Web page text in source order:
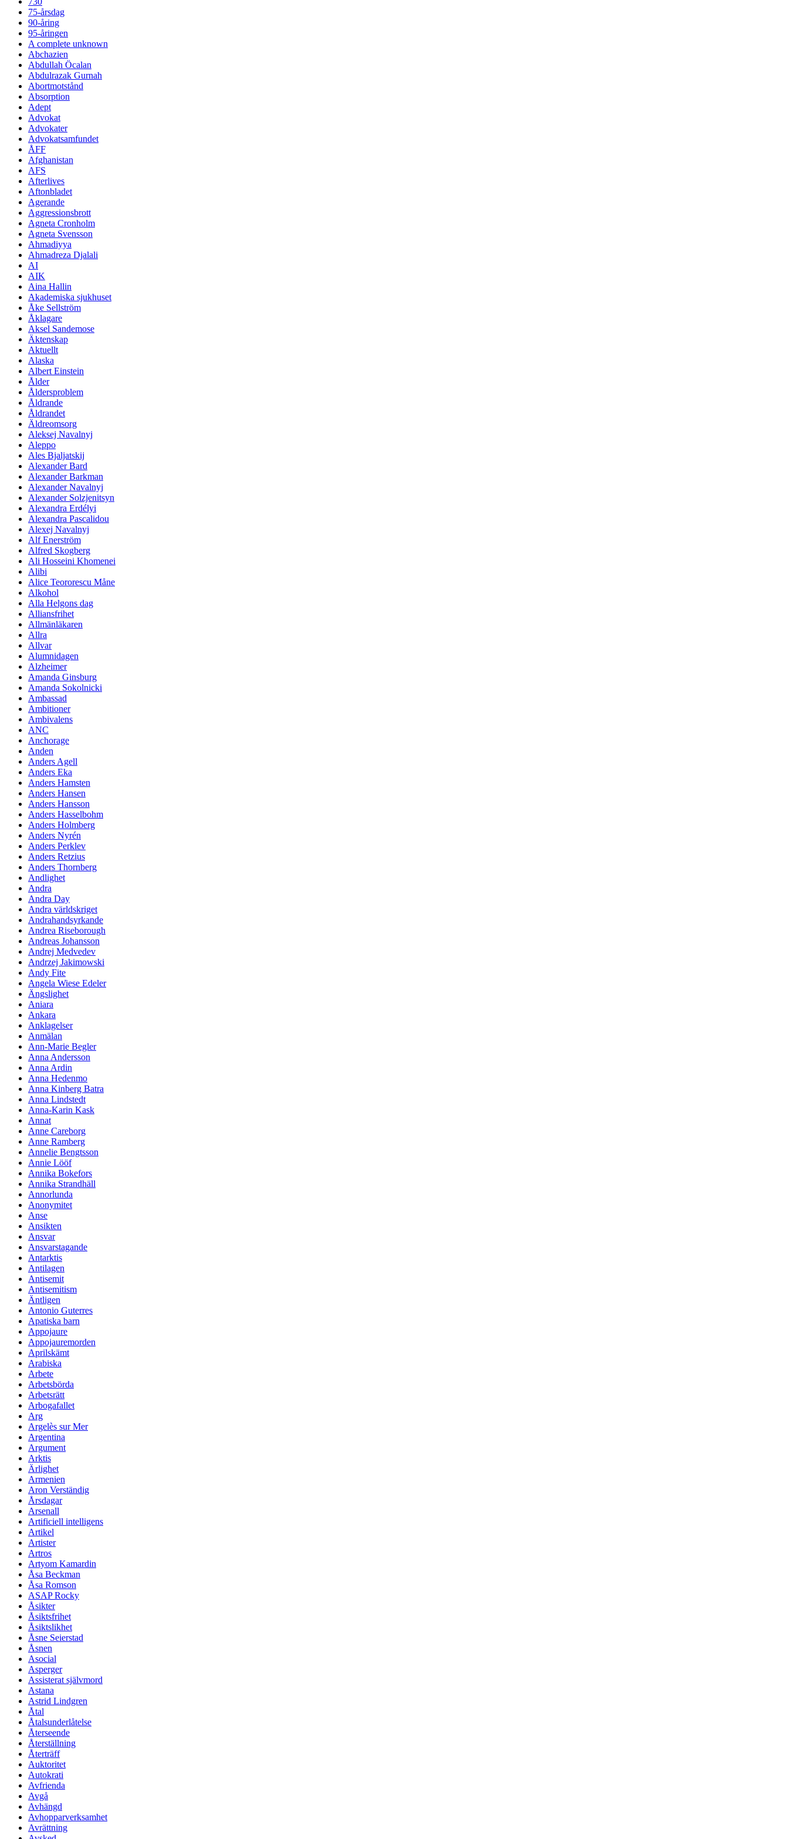
75-årsdag
90-åring
95-åringen
A complete unknown
Abchazien
Abdullah Öcalan
Abdulrazak Gurnah
Abortmotstånd
Absorption
Adept
Advokat
Advokater
Advokatsamfundet
ÅFF
Afghanistan
AFS
Afterlives
Aftonbladet
Agerande
Aggressionsbrott
Agneta Cronholm
Agneta Svensson
Ahmadiyya
Ahmadreza Djalali
AI
AIK
Aina Hallin
Akademiska sjukhuset
Åke Sellström
Åklagare
Aksel Sandemose
Äktenskap
Aktuellt
Alaska
Albert Einstein
Ålder
Åldersproblem
Åldrande
Åldrandet
Äldreomsorg
Aleksej Navalnyj
Aleppo
Ales Bjaljatskij
Alexander Bard
Alexander Barkman
Alexander Navalnyj
Alexander Solzjenitsyn
Alexandra Erdélyi
Alexandra Pascalidou
Alexej Navalnyj
Alf Enerström
Alfred Skogberg
Ali Hosseini Khomenei
Alibi
Alice Teororescu Måne
Alkohol
Alla Helgons dag
Alliansfrihet
Allmänläkaren
Allra
Allvar
Alumnidagen
Alzheimer
Amanda Ginsburg
Amanda Sokolnicki
Ambassad
Ambitioner
Ambivalens
ANC
Anchorage
Anden
Anders Agell
Anders Eka
Anders Hamsten
Anders Hansen
Anders Hansson
Anders Hasselbohm
Anders Holmberg
Anders Nyrén
Anders Perklev
Anders Retzius
Anders Thornberg
Andlighet
Andra
Andra Day
Andra världskriget
Andrahandsyrkande
Andrea Riseborough
Andreas Johansson
Andrej Medvedev
Andrzej Jakimowski
Andy Fite
Angela Wiese Edeler
Ängslighet
Aniara
Ankara
Anklagelser
Anmälan
Ann-Marie Begler
Anna Andersson
Anna Ardin
Anna Hedenmo
Anna Kinberg Batra
Anna Lindstedt
Anna-Karin Kask
Annat
Anne Careborg
Anne Ramberg
Annelie Bengtsson
Annie Lööf
Annika Bokefors
Annika Strandhäll
Annorlunda
Anonymitet
Anse
Ansikten
Ansvar
Ansvarstagande
Antarktis
Antilagen
Antisemit
Antisemitism
Äntligen
Antonio Guterres
Apatiska barn
Appojaure
Appojauremorden
Aprilskämt
Arabiska
Arbete
Arbetsbörda
Arbetsrätt
Arbogafallet
Arg
Argelès sur Mer
Argentina
Argument
Arktis
Ärlighet
Armenien
Aron Verständig
Årsdagar
Arsenall
Artificiell intelligens
Artikel
Artister
Artros
Artyom Kamardin
Åsa Beckman
Åsa Romson
ASAP Rocky
Åsikter
Åsiktsfrihet
Åsiktslikhet
Åsne Seierstad
Åsnen
Asocial
Asperger
Assisterat självmord
Astana
Astrid Lindgren
Åtal
Åtalsunderlåtelse
Återseende
Återställning
Återträff
Auktoritet
Autokrati
Avfrienda
Avgå
Avhängd
Avhopparverksamhet
Avrättning